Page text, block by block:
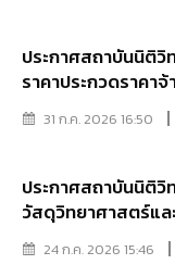
ประกาศสถาบันนิติวิ
ราคาประกวดราคา
กันดินสถาบันนิติวิทย
อิเล็กทรอนิกส์ (e-
31 ก.ค. 2026 16:50
ประกาศสถาบันนิติวิ
วัสดุวิทยาศาสตร์แล
หมวด) (16 รายการ
bidding)
24 ก.ค. 2026 15:46